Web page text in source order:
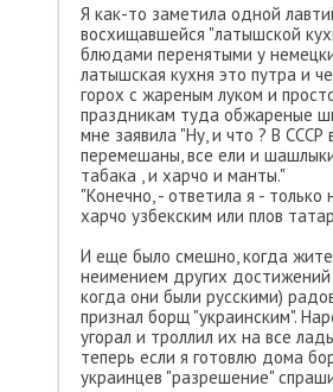
Я как-то заметила одной
восхищавшейся "латышской
блюдами перенятыми у
латышская кухня это путра и
горох с жареным луком и
праздникам туда обжареные
мне заявила "Ну, и что ? В СССР
перемешаны, все ели и
табака , и харчо и манты."
"Конечно, - ответила я - только
харчо узбекским или плов
И еще было смешно, когда
неимением других
когда они были русскими)
признал борщ "украинским".
угорал и троллил их на все
теперь если я готовлю дома
украинцев "разрешение"